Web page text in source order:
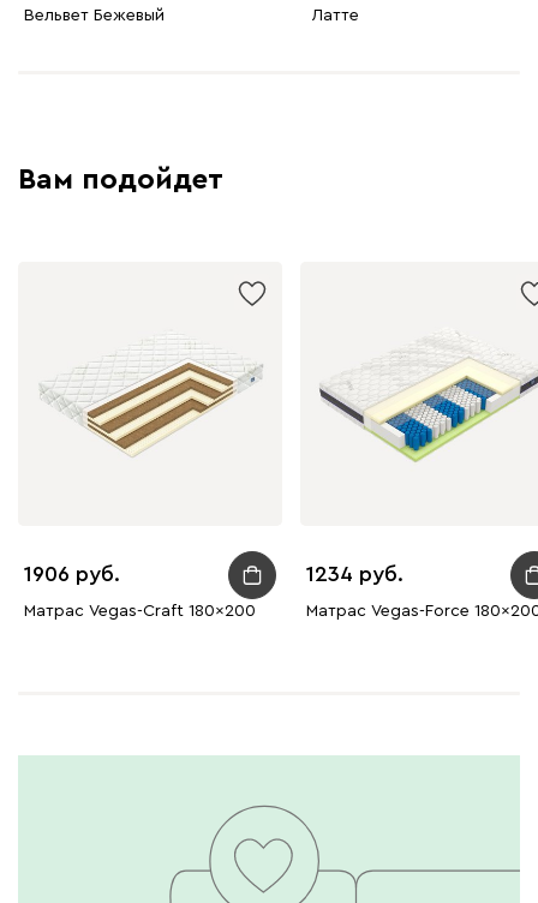
Вельвет Бежевый
Латте
Вам подойдет
1906
Матрас Vegas-Craft 180x200
1234
Матрас Vegas-Force